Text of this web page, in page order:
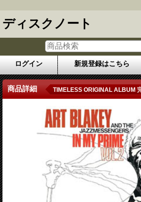
ディスクノート
ログイン 新規登録はこちら
商品詳細 TIMELESS ORIGINAL ALBUM